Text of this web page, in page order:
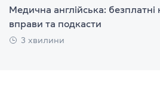
Медична англійська: безплатні
вправи та подкасти
3 хвилини